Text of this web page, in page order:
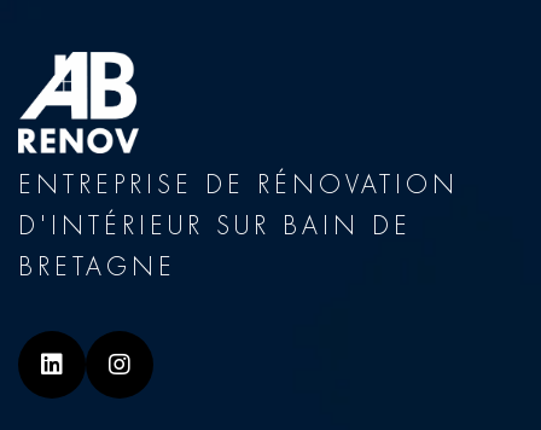
ENTREPRISE DE RÉNOVATION
D'INTÉRIEUR SUR BAIN DE
BRETAGNE
Linkedin Instagram